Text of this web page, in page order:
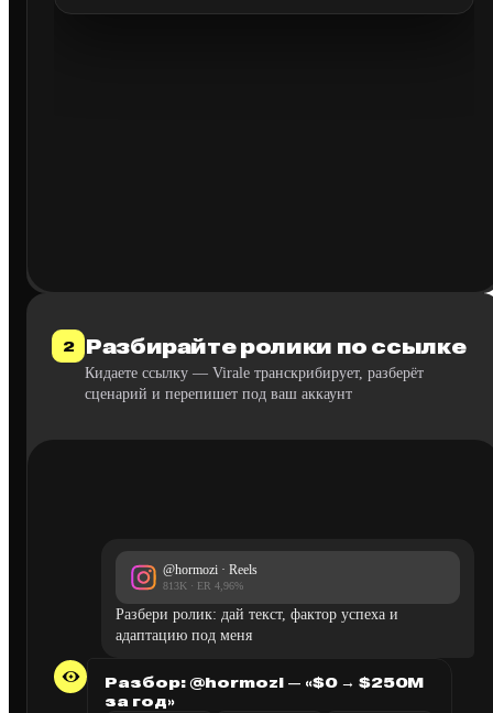
2 Разбирайте ролики по ссылке
Кидаете ссылку — Virale транскрибирует, разберёт
сценарий и перепишет под ваш аккаунт
@hormozi · Reels
813K · ER 4,96%
Разбери ролик: дай текст, фактор успеха и
адаптацию под меня
Разбор: @hormozi — «$0 → $250M
за год»